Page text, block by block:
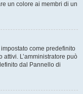
un colore ai membri di un
come predefinito
L’amministratore può
dal Pannello di